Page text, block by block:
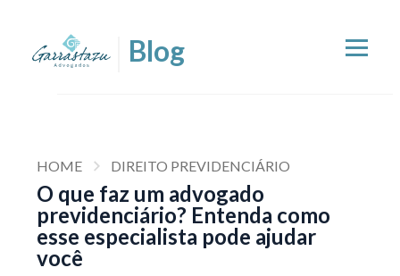
HOME DIREITO PREVIDENCIÁRIO
O que faz um advogado
previdenciário? Entenda como
esse especialista pode ajudar
você